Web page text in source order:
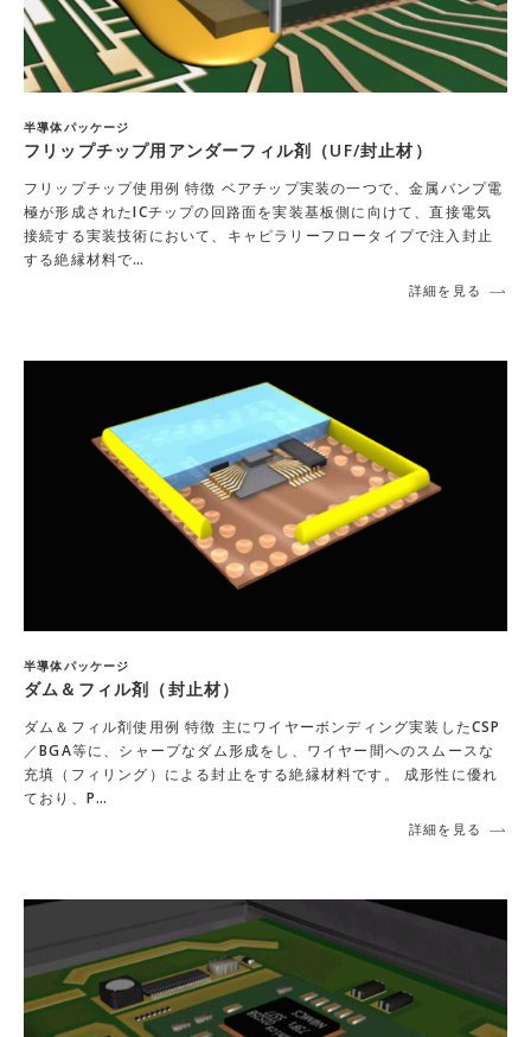
半導体パッケージ
フリップチップ用アンダーフィル剤（UF/封止材）
フリップチップ使用例 特徴 ベアチップ実装の一つで、金属バンプ電
極が形成されたICチップの回路面を実装基板側に向けて、直接電気
接続する実装技術において、キャピラリーフロータイプで注入封止
する絶縁材料で…
詳細を見る
半導体パッケージ
ダム＆フィル剤（封止材）
ダム＆フィル剤使用例 特徴 主にワイヤーボンディング実装したCSP
／BGA等に、シャープなダム形成をし、ワイヤー間へのスムースな
充填（フィリング）による封止をする絶縁材料です。 成形性に優れ
ており、P…
詳細を見る